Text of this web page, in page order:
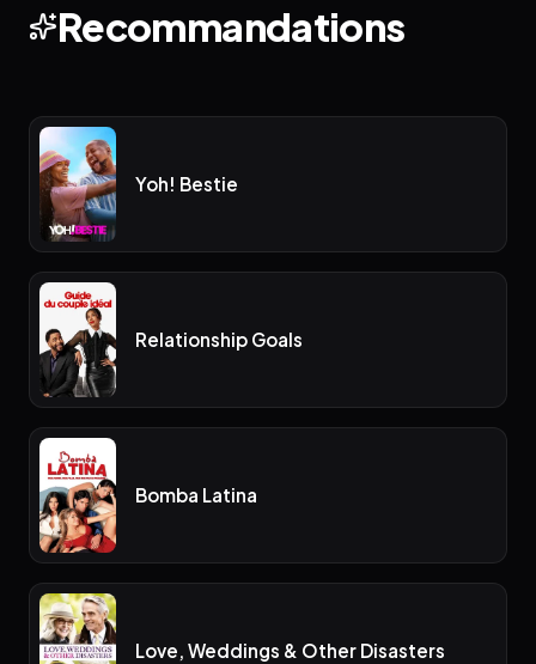
Recommandations
Yoh! Bestie
Relationship Goals
Bomba Latina
Love, Weddings & Other Disasters